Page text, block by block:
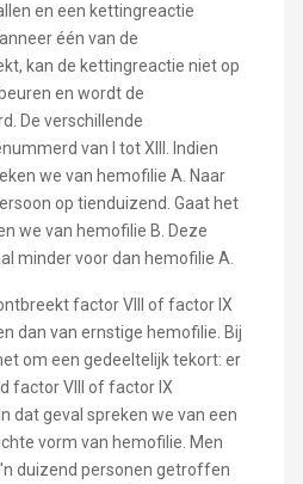
en een kettingreactie
één van de
kan de kettingreactie niet op
en wordt de
De verschillende
van I tot XIII. Indien
we van hemofilie A. Naar
op tienduizend. Gaat het
we van hemofilie B. Deze
minder voor dan hemofilie A.
factor VIII of factor IX
dan van ernstige hemofilie. Bij
om een gedeeltelijk tekort: er
factor VIII of factor IX
dat geval spreken we van een
vorm van hemofilie. Men
duizend personen getroffen